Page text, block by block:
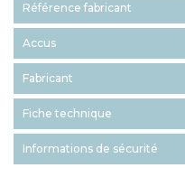
Référence fabricant
Accus
Fabricant
Fiche technique
Informations de sécurité